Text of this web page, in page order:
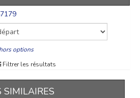
options
Filtrer les résultats
SIMILAIRES